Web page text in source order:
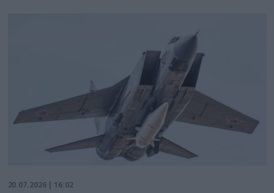
20.07.2026 | 16:02